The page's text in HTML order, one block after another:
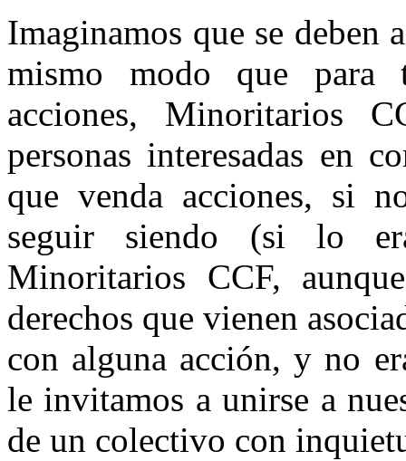
Imaginamos que se deben
mismo modo que para
acciones, Minoritarios
personas interesadas en
que venda acciones, si
seguir siendo (si lo
Minoritarios CCF,
derechos que vienen
con alguna acción, y no
le invitamos a unirse a
de un colectivo con